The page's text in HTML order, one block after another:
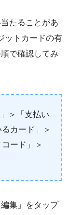
たることがあ
ットカードの有
で確認してみ
＞「支払い
カード」＞
ード」＞
集」をタップ